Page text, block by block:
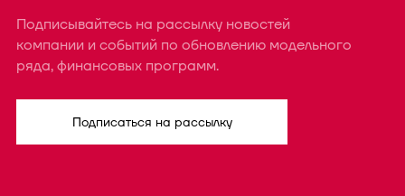
Подписывайтесь на рассылку новостей
компании и событий по обновлению модельного
ряда, финансовых программ.
Подписаться на рассылку